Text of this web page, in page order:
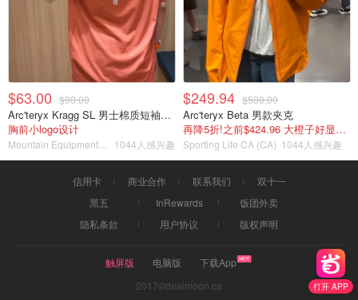
打开 APP
$63.00 $90.00
Arc'teryx Kragg SL 男士棉质短袖T恤
胸前小logo设计
1044人感兴趣
$249.94 $500.00
Arc'teryx Beta 男款夹克
再降5折!之前$424.96 大橙子好显白 蹲补
Sporting Life CA (CA) 1044人感兴趣
信用卡 商业合作 联系我们
双十一
黑五
InRewards
饭团外卖
隐私条款
用户协议 版权声明
触屏版 电脑版
下载App
2017©dealmoon.ca